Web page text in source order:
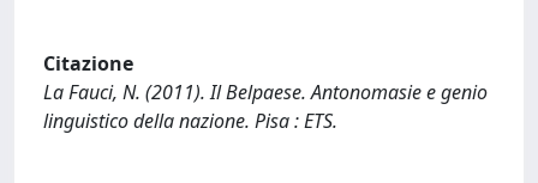
Citazione
La Fauci, N. (2011). Il Belpaese. Antonomasie e genio
linguistico della nazione. Pisa : ETS.